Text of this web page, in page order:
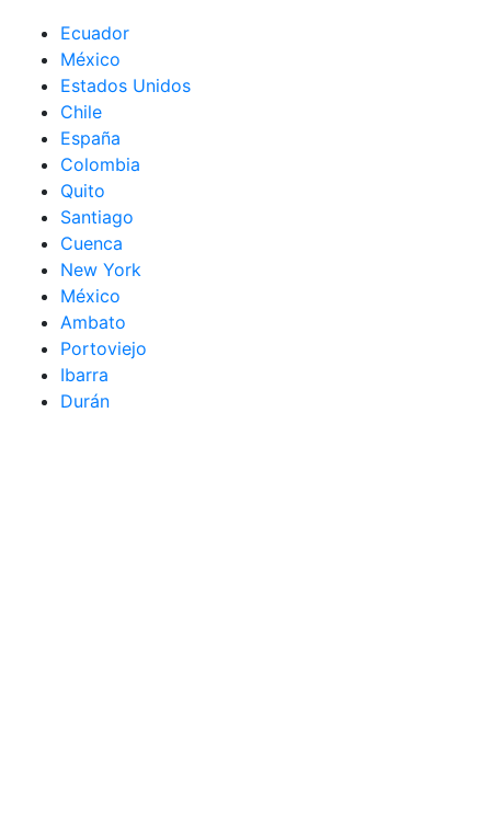
Ecuador
México
Estados Unidos
Chile
España
Colombia
Quito
Santiago
Cuenca
New York
México
Ambato
Portoviejo
Ibarra
Durán